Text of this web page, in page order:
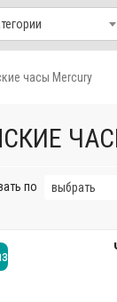
часы Mercury
по выбрать